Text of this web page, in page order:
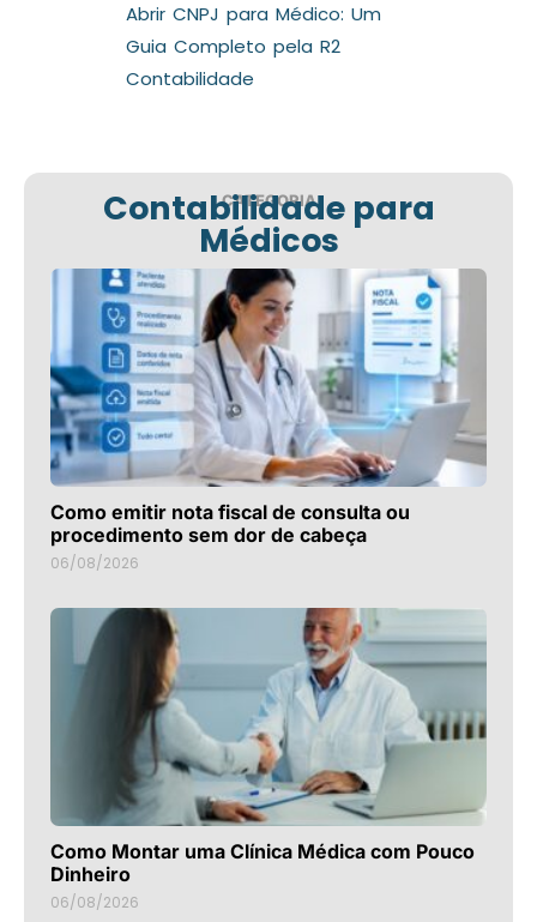
Abrir CNPJ para Médico: Um
Guia Completo pela R2
Contabilidade
CATEGORIA
Contabilidade para
Médicos
Como emitir nota fiscal de consulta ou
procedimento sem dor de cabeça
06/08/2026
Como Montar uma Clínica Médica com Pouco
Dinheiro
06/08/2026